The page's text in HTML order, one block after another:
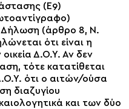
(Ε9)
Δήλωση (άρθρο 8, Ν.
ότι είναι η
Δ.Ο.Υ. Αν δεν
τότε κατατίθεται
ότι ο αιτών/ούσα
διαζυγίου
και των δύο